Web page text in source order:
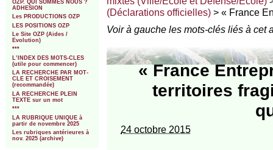
OZP. QUI SOMMES NOUS ?
ADHESION
Les PRODUCTIONS OZP
LES POSITIONS OZP
Le Site OZP (Aides /
Evolution)
***
L’INDEX DES MOTS-CLES
(utile pour commencer)
LA RECHERCHE PAR MOT-
CLE ET CROISEMENT
(recommandée)
LA RECHERCHE PLEIN
TEXTE sur un mot
***
LA RUBRIQUE UNIQUE à
partir de novembre 2025
Les rubriques antérieures à
nov. 2025 (archive)
(Déclarations officielles)> « France
Voir à gauche les mots-clés liés à cet
« France
territoires
24 octobre 2015